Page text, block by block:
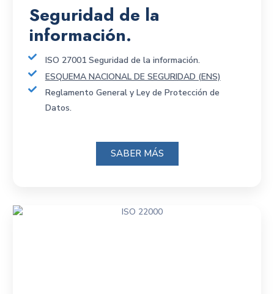
Seguridad de la
información.
ISO 27001 Seguridad de la información.
ESQUEMA NACIONAL DE SEGURIDAD (ENS)
Reglamento General y Ley de Protección de
Datos.
SABER MÁS